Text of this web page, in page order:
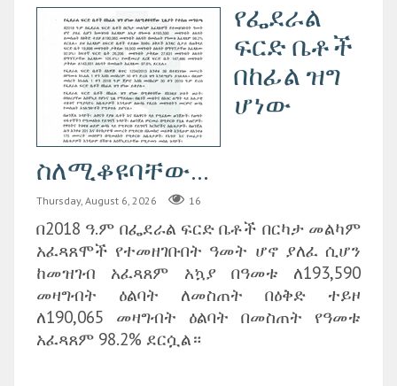
የፌደራል
ፍርድ ቤቶች
በከፊል ዝግ
ሆነው
ስለሚቆዩባቸው...
Thursday, August 6, 2026 16
በ2018 ዓ.ም በፌደራል ፍርድ ቤቶች በርካታ መልካም
አፈጻጸሞች የተመዘገቡበት ዓመት ሆኖ ያለፈ ሲሆን
ከመዝገብ አፈጻጸም አኳያ በዓመቱ ለ193,590
መዛግብት ዕልባት ለመስጠት በዕቅድ ተይዞ
ለ190,065 መዛግብት ዕልባት በመስጠት የዓመቱ
አፈጻጸም 98.2% ደርሷል።